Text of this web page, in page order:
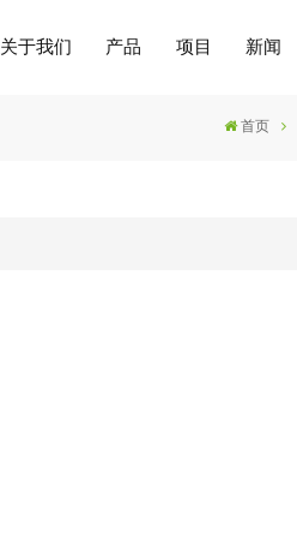
关于我们 产品 项目 新闻
首页